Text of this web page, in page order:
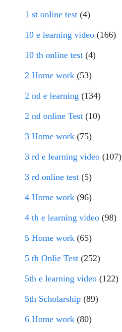
1 st online test (4)
10 e learning video (166)
10 th online test (4)
2 Home work (53)
2 nd e learning (134)
2 nd online Test (10)
3 Home work (75)
3 rd e learning video (107)
3 rd online test (5)
4 Home work (96)
4 th e learning video (98)
5 Home work (65)
5 th Onlie Test (252)
5th e learning video (122)
5th Scholarship (89)
6 Home work (80)